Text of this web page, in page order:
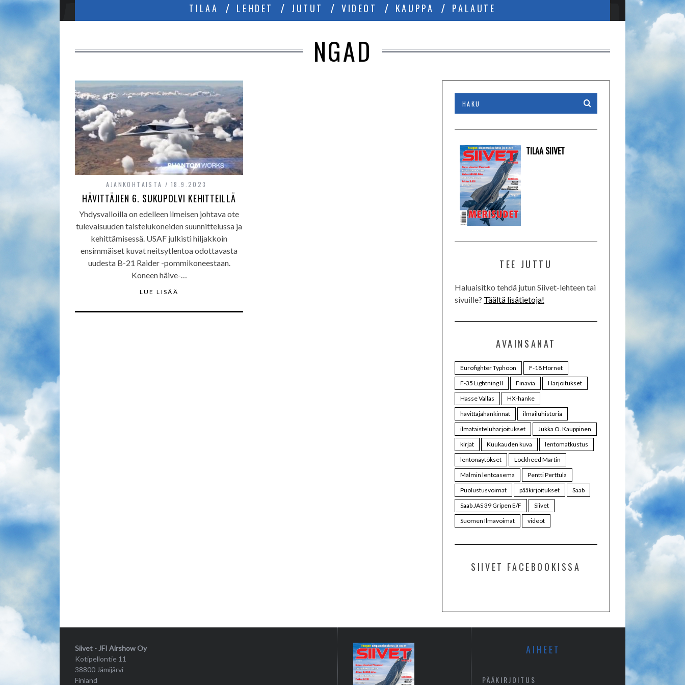
TILAA LEHDET JUTUT VIDEOT KAUPPA PALAUTE
NGAD
AJANKOHTAISTA 18.9.2023
HÄVITTÄJIEN 6. SUKUPOLVI KEHITTEILLÄ
Yhdysvalloilla on edelleen ilmeisen johtava ote
tulevaisuuden taistelukoneiden suunnittelussa ja
kehittämisessä. USAF julkisti hiljakkoin
ensimmäiset kuvat neitsytlentoa odottavasta
uudesta B-21 Raider -pommikoneestaan.
Koneen häive-…
LUE LISÄÄ
TILAA SIIVET
TEE JUTTU
Haluaisitko tehdä jutun Siivet-lehteen tai
sivuille? Täältä lisätietoja!
AVAINSANAT
Eurofighter Typhoon
F-18 Hornet
F-35 Lightning II
Finavia
Harjoitukset
Hasse Vallas
HX-hanke
hävittäjähankinnat
ilmailuhistoria
ilmataisteluharjoitukset
Jukka O. Kauppinen
kirjat
Kuukauden kuva
lentomatkustus
lentonäytökset
Lockheed Martin
Malmin lentoasema
Pentti Perttula
Puolustusvoimat
pääkirjoitukset
Saab
Saab JAS 39 Gripen E/F
Siivet
Suomen Ilmavoimat
videot
SIIVET FACEBOOKISSA
Siivet - JFI Airshow Oy
Kotipellontie 11
38800 Jämijärvi
Finland
AIHEET
PÄÄKIRJOITUS